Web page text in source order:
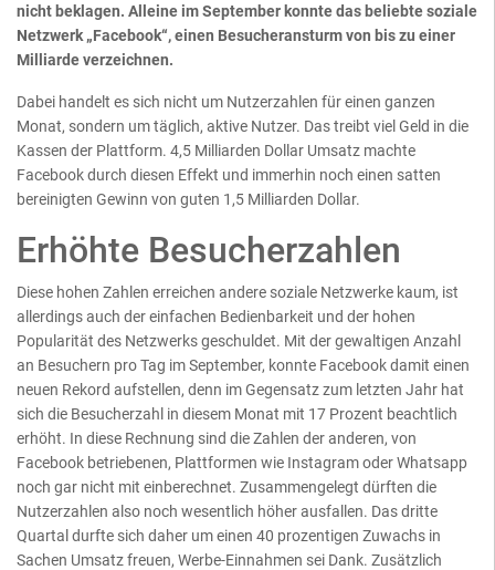
nicht beklagen. Alleine im September konnte das beliebte soziale
Netzwerk „Facebook“, einen Besucheransturm von bis zu einer
Milliarde verzeichnen.
Dabei handelt es sich nicht um Nutzerzahlen für einen ganzen
Monat, sondern um täglich, aktive Nutzer. Das treibt viel Geld in die
Kassen der Plattform. 4,5 Milliarden Dollar Umsatz machte
Facebook durch diesen Effekt und immerhin noch einen satten
bereinigten Gewinn von guten 1,5 Milliarden Dollar.
Erhöhte Besucherzahlen
Diese hohen Zahlen erreichen andere soziale Netzwerke kaum, ist
allerdings auch der einfachen Bedienbarkeit und der hohen
Popularität des Netzwerks geschuldet. Mit der gewaltigen Anzahl
an Besuchern pro Tag im September, konnte Facebook damit einen
neuen Rekord aufstellen, denn im Gegensatz zum letzten Jahr hat
sich die Besucherzahl in diesem Monat mit 17 Prozent beachtlich
erhöht. In diese Rechnung sind die Zahlen der anderen, von
Facebook betriebenen, Plattformen wie Instagram oder Whatsapp
noch gar nicht mit einberechnet. Zusammengelegt dürften die
Nutzerzahlen also noch wesentlich höher ausfallen. Das dritte
Quartal durfte sich daher um einen 40 prozentigen Zuwachs in
Sachen Umsatz freuen, Werbe-Einnahmen sei Dank. Zusätzlich